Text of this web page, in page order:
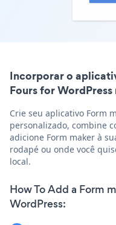
Incorporar o
Fours for
Crie seu aplicativo Form
personalizado, combine
adicione Form maker à
rodapé ou onde você
local.
How To Add a Form
WordPress: